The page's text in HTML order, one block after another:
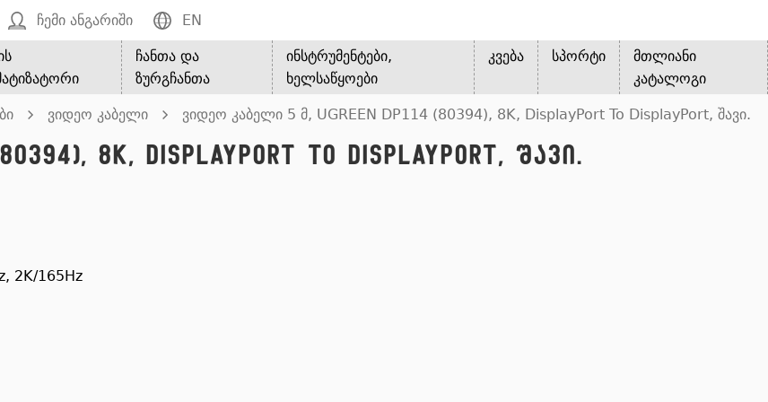
ჩემი ანგარიში EN
ჩანთა და
ზურგჩანთა
ინსტრუმენტები,
ხელსაწყოები
კვება სპორტი
მთლიანი
კატალოგი
ვიდეო კაბელი ვიდეო კაბელი 5 მ, UGREEN DP114 (80394), 8K, DisplayPort To DisplayPort, შავი.
8K, DisplayPort To DisplayPort, შავი.
2K/165Hz